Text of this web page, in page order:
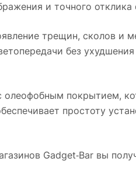
и точного отклика
трещин, сколов и
без ухудшения
олеофобным покрытием,
простоту
Gadget‑Bar вы